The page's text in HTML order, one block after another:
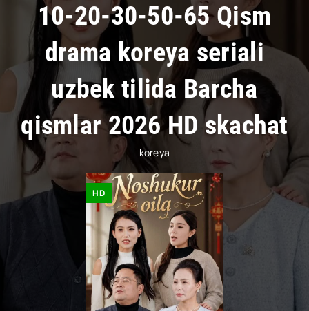
10-20-30-50-65 Qism
drama koreya seriali
uzbek tilida Barcha
qismlar 2026 HD skachat
koreya
HD